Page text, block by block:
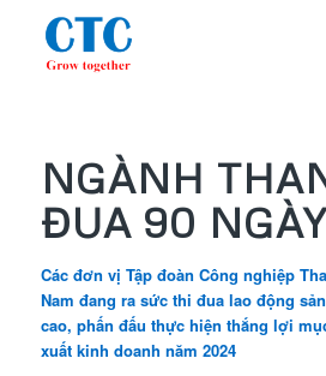
NGÀNH
ĐUA 90
Các đơn vị Tập đoàn Công nghiệp
Nam đang ra sức thi đua lao động
cao, phấn đấu thực hiện thắng lợi
xuất kinh doanh năm 2024